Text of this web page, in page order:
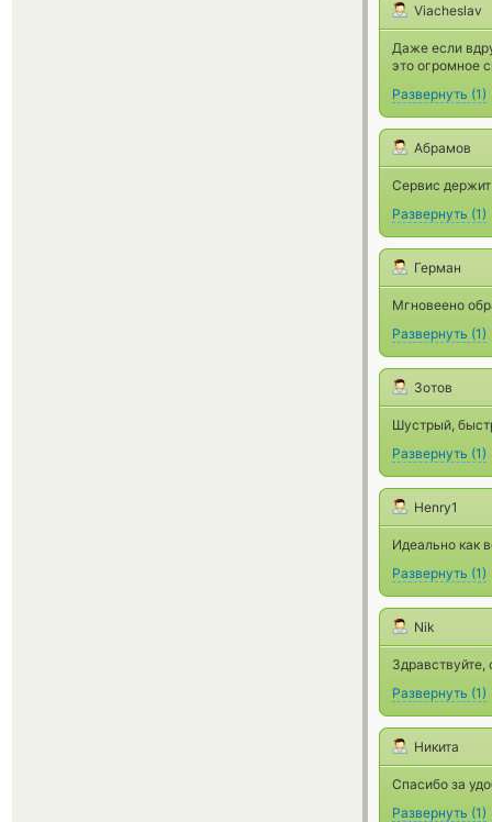
Viacheslav
Даже если
это огромное
Развернуть (1)
Абрамов
Сервис держит
Развернуть (1)
Герман
Мгновеено
Развернуть (1)
Зотов
Шустрый,
Развернуть (1)
Henry1
Идеально как
Развернуть (1)
Nik
Здравствуйте,
Развернуть (1)
Никита
Спасибо за
Развернуть (1)